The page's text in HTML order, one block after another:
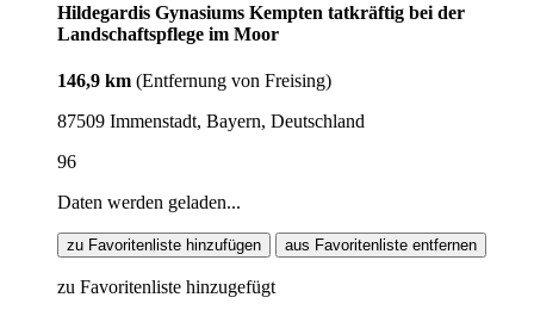
Hildegardis Gynasiums Kempten tatkräftig bei der
Landschaftspflege im Moor
146,9 km (Entfernung von Freising)
87509 Immenstadt, Bayern, Deutschland
96
Daten werden geladen...
zu Favoritenliste hinzufügen aus Favoritenliste entfernen
zu Favoritenliste hinzugefügt